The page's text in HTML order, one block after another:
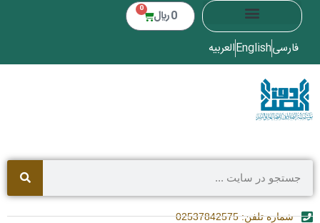
0 ﷼ 0
فارسیEnglishالعربیه
شماره تلفن: 02537842575